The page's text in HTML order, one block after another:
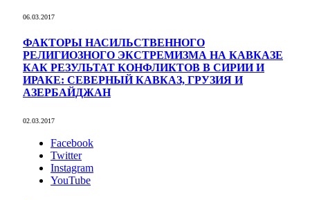
06.03.2017
ФАКТОРЫ НАСИЛЬСТВЕННОГО
РЕЛИГИОЗНОГО ЭКСТРЕМИЗМА НА КАВКАЗЕ
КАК РЕЗУЛЬТАТ КОНФЛИКТОВ В СИРИИ И
ИРАКЕ: СЕВЕРНЫЙ КАВКАЗ, ГРУЗИЯ И
АЗЕРБАЙДЖАН
02.03.2017
Facebook
Twitter
Instagram
YouTube